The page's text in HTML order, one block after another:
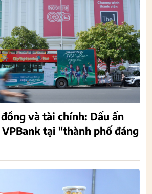
và tài chính: Dấu ấn
tại "thành phố đáng